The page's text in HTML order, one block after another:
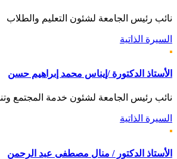
نائب رئيس الجامعة لشئون التعليم والطلاب
السيرة الذاتية
الأستاذ الدكتورة /إيناس محمد إبراهيم حسن
نائب رئيس الجامعة لشئون خدمة المجتمع
السيرة الذاتية
الأستاذ الدكتور / منال مصطفى عبد الرحمن